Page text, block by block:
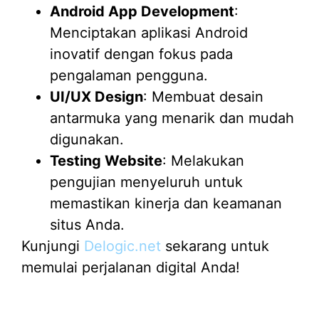
Android App Development:
Menciptakan aplikasi Android
inovatif dengan fokus pada
pengalaman pengguna.
UI/UX Design: Membuat desain
antarmuka yang menarik dan mudah
digunakan.
Testing Website: Melakukan
pengujian menyeluruh untuk
memastikan kinerja dan keamanan
situs Anda.
Kunjungi Delogic.net sekarang untuk
memulai perjalanan digital Anda!